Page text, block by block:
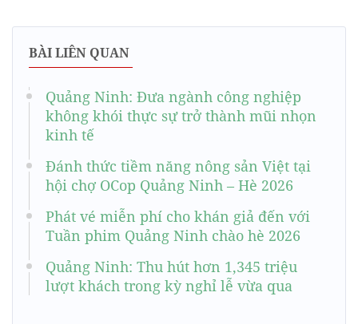
BÀI LIÊN QUAN
Quảng Ninh: Đưa ngành công nghiệp
không khói thực sự trở thành mũi nhọn
kinh tế
​Đánh thức tiềm năng nông sản Việt tại
hội chợ OCop Quảng Ninh – Hè 2026
Phát vé miễn phí cho khán giả đến với
Tuần phim Quảng Ninh chào hè 2026
Quảng Ninh: Thu hút hơn 1,345 triệu
lượt khách trong kỳ nghỉ lễ vừa qua